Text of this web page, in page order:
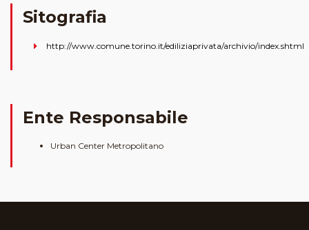
Sitografia
http://www.comune.torino.it/ediliziaprivata/archivio/index.shtml
Ente Responsabile
Urban Center Metropolitano